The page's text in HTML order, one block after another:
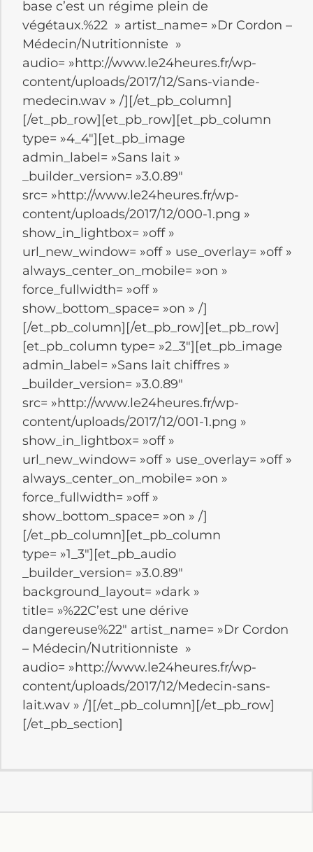
base c’est un régime plein de
végétaux.%22 » artist_name= »Dr Cordon –
Médecin/Nutritionniste »
audio= »http://www.le24heures.fr/wp-
content/uploads/2017/12/Sans-viande-
medecin.wav » /][/et_pb_column]
[/et_pb_row][et_pb_row][et_pb_column
type= »4_4″][et_pb_image
admin_label= »Sans lait »
_builder_version= »3.0.89″
src= »http://www.le24heures.fr/wp-
content/uploads/2017/12/000-1.png »
show_in_lightbox= »off »
url_new_window= »off » use_overlay= »off »
always_center_on_mobile= »on »
force_fullwidth= »off »
show_bottom_space= »on » /]
[/et_pb_column][/et_pb_row][et_pb_row]
[et_pb_column type= »2_3″][et_pb_image
admin_label= »Sans lait chiffres »
_builder_version= »3.0.89″
src= »http://www.le24heures.fr/wp-
content/uploads/2017/12/001-1.png »
show_in_lightbox= »off »
url_new_window= »off » use_overlay= »off »
always_center_on_mobile= »on »
force_fullwidth= »off »
show_bottom_space= »on » /]
[/et_pb_column][et_pb_column
type= »1_3″][et_pb_audio
_builder_version= »3.0.89″
background_layout= »dark »
title= »%22C’est une dérive
dangereuse%22″ artist_name= »Dr Cordon
– Médecin/Nutritionniste »
audio= »http://www.le24heures.fr/wp-
content/uploads/2017/12/Medecin-sans-
lait.wav » /][/et_pb_column][/et_pb_row]
[/et_pb_section]